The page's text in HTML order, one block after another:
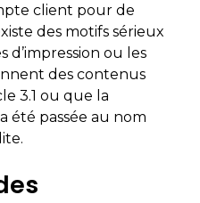
client pour de
des motifs sérieux
d’impression ou les
des contenus
3.1 ou que la
été passée au nom